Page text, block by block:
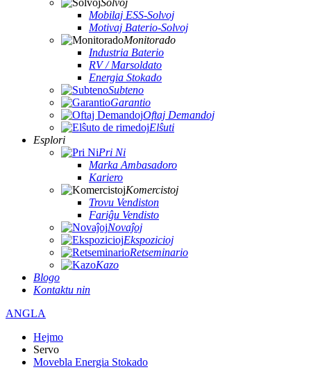
Solvoj
Mobilaj ESS-Solvoj
Motivaj Baterio-Solvoj
Monitorado
Industria Baterio
RV / Marsoldato
Energia Stokado
Subteno
Garantio
Oftaj Demandoj
Elŝuti
Esplori
Pri Ni
Marka Ambasadoro
Kariero
Komercistoj
Trovu Vendiston
Fariĝu Vendisto
Novaĵoj
Ekspozicioj
Retseminario
Kazo
Blogo
Kontaktu nin
ANGLA
Hejmo
Servo
Movebla Energia Stokado